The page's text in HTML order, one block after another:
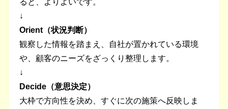
ると、よりよいです。
↓
Orient（状況判断）
観察した情報を踏まえ、自社が置かれている環境
や、顧客のニーズをざっくり整理します。
↓
Decide（意思決定）
大枠で方向性を決め、すぐに次の施策へ反映しま